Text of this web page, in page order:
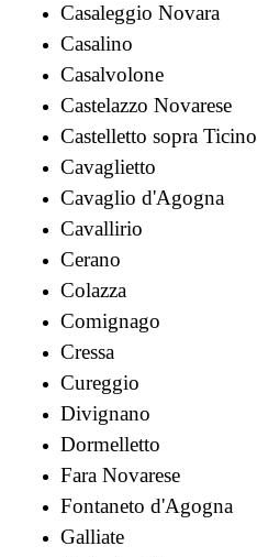
Casaleggio Novara
Casalino
Casalvolone
Castelazzo Novarese
Castelletto sopra Ticino
Cavaglietto
Cavaglio d'Agogna
Cavallirio
Cerano
Colazza
Comignago
Cressa
Cureggio
Divignano
Dormelletto
Fara Novarese
Fontaneto d'Agogna
Galliate